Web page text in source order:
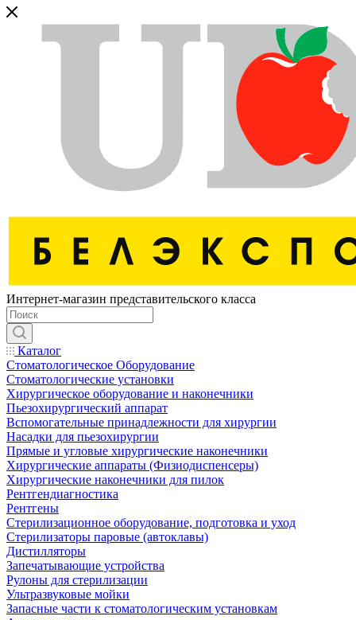
Интернет-магазин представительского класса
Каталог
Стоматологическое Оборудование
Стоматологические установки
Хирургическое оборудование и наконечники
Пьезохирургический аппарат
Вспомогательные принадлежности для хирургии
Насадки для пьезохирургии
Прямые и угловые хирургические наконечники
Хирургические аппараты (Физиодиспенсеры)
Хирургические наконечники для пилок
Рентгендиагностика
Рентгены
Стерилизационное оборудование, подготовка и уход
Стерилизаторы паровые (автоклавы)
Дистилляторы
Запечатывающие устройства
Рулоны для стерилизации
Ультразвуковые мойки
Запасные части к стоматологическим установкам